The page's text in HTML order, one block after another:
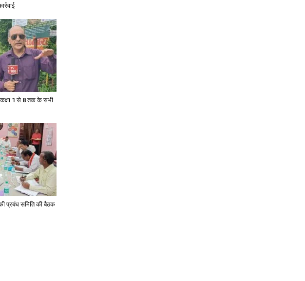
1 से 8 तक के सभी
प्रबंध समिति की बैठक